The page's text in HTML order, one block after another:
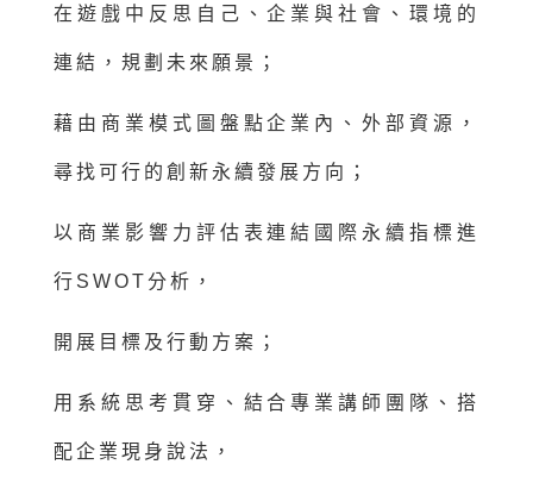
在遊戲中反思自己、企業與社會、環境的
連結，規劃未來願景；
藉由商業模式圖盤點企業內、外部資源，
尋找可行的創新永續發展方向；
以商業影響力評估表連結國際永續指標進
行SWOT分析，
開展目標及行動方案；
用系統思考貫穿、結合專業講師團隊、搭
配企業現身說法，